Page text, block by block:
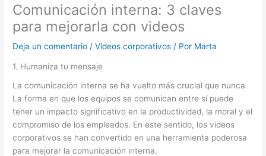
Comunicación interna: 3 claves
para mejorarla con videos
Deja un comentario /Videos corporativos / Por Marta
1. Humaniza tu mensaje
La comunicación interna se ha vuelto más crucial que nunca.
La forma en que los equipos se comunican entre sí puede
tener un impacto significativo en la productividad, la moral y el
compromiso de los empleados. En este sentido, los videos
corporativos se han convertido en una herramienta poderosa
para mejorar la comunicación interna.